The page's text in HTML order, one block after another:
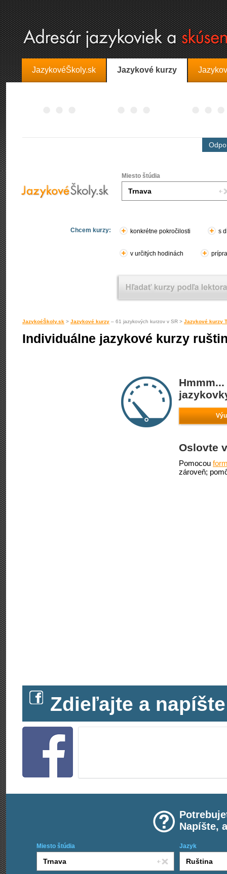
JazykovéŠkoly.sk Jazykové kurzy
Miesto štúdia
Chcem kurzy: konkrétne pokročilosti s
v určitých hodinách
JazykoéŠkoly.sk > Jazykové kurzy – 61 jazykových kurzov v SR > Jazykové kurzy
Individuálne jazykové kurzy
Oslovte
Pomocou
zároveň;
Zdieľajte a
Napíšte,
Miesto štúdia Jazyk